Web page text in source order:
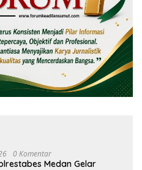
0 Komentar
Medan Gelar